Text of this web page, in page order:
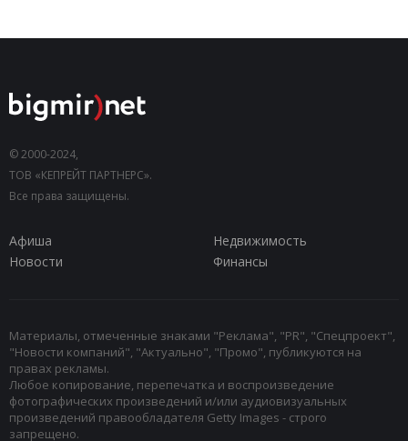
© 2000-2024,
ТОВ «КЕПРЕЙТ ПАРТНЕРС».
Все права защищены.
Афиша
Недвижимость
Новости
Финансы
Материалы, отмеченные знаками "Реклама", "PR", "Спецпроект",
"Новости компаний", "Актуально", "Промо", публикуются на
правах рекламы.
Любое копирование, перепечатка и воспроизведение
фотографических произведений и/или аудиовизуальных
произведений правообладателя Getty Images - строго
запрещено.